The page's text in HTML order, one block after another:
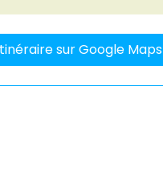
sur Google Maps